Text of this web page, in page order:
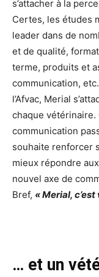
s’attacher à la
Certes, les études
leader dans de
et de qualité,
terme, produits et
communication,
l’Afvac, Merial
chaque vétérinaire.
communication
souhaite renforcer
mieux répondre
nouvel axe de
Bref, « Merial, c’est
… et un